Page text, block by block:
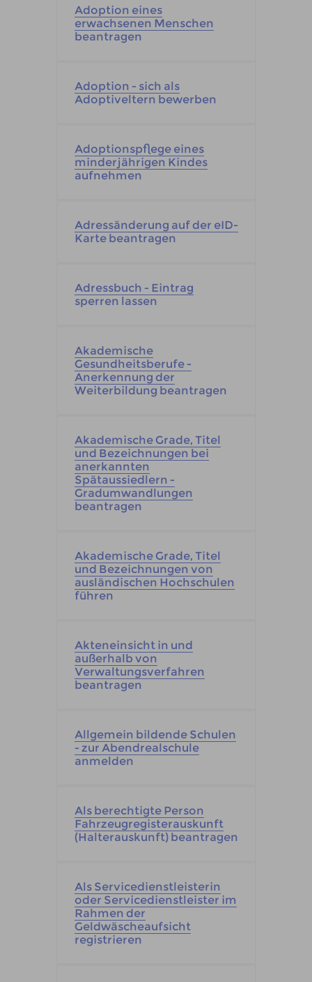
Adoption eines
erwachsenen Menschen
beantragen
Adoption - sich als
Adoptiveltern bewerben
Adoptionspflege eines
minderjährigen Kindes
aufnehmen
Adressänderung auf der eID-
Karte beantragen
Adressbuch - Eintrag
sperren lassen
Akademische
Gesundheitsberufe -
Anerkennung der
Weiterbildung beantragen
Akademische Grade, Titel
und Bezeichnungen bei
anerkannten
Spätaussiedlern -
Gradumwandlungen
beantragen
Akademische Grade, Titel
und Bezeichnungen von
ausländischen Hochschulen
führen
Akteneinsicht in und
außerhalb von
Verwaltungsverfahren
beantragen
Allgemein bildende Schulen
- zur Abendrealschule
anmelden
Als berechtigte Person
Fahrzeugregisterauskunft
(Halterauskunft) beantragen
Als Servicedienstleisterin
oder Servicedienstleister im
Rahmen der
Geldwäscheaufsicht
registrieren